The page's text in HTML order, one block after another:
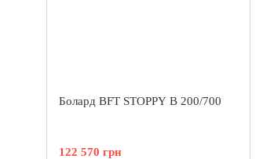
Болард BFT STOPPY B 200/700
122 570 грн